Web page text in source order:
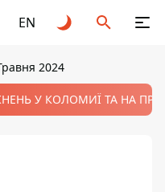
EN
2024
У КОЛОМИЇ ТА НА